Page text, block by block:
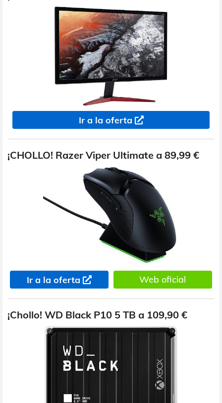
Ir a la oferta
¡CHOLLO! Razer Viper Ultimate a 89,99 €
Ir a la oferta Web oficial
¡Chollo! WD Black P10 5 TB a 109,90 €